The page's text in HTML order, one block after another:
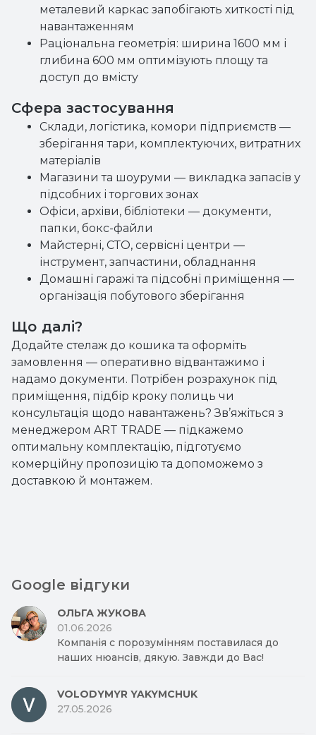
металевий каркас запобігають хиткості під
навантаженням
Раціональна геометрія: ширина 1600 мм і
глибина 600 мм оптимізують площу та
доступ до вмісту
Сфера застосування
Склади, логістика, комори підприємств —
зберігання тари, комплектуючих, витратних
матеріалів
Магазини та шоуруми — викладка запасів у
підсобних і торгових зонах
Офіси, архіви, бібліотеки — документи,
папки, бокс-файли
Майстерні, СТО, сервісні центри —
інструмент, запчастини, обладнання
Домашні гаражі та підсобні приміщення —
організація побутового зберігання
Що далі?
Додайте стелаж до кошика та оформіть
замовлення — оперативно відвантажимо і
надамо документи. Потрібен розрахунок під
приміщення, підбір кроку полиць чи
консультація щодо навантажень? Зв’яжіться з
менеджером ART TRADE — підкажемо
оптимальну комплектацію, підготуємо
комерційну пропозицію та допоможемо з
доставкою й монтажем.
Google відгуки
ОЛЬГА ЖУКОВА
01.06.2026
Компанія с порозумінням поставилася до
наших нюансів, дякую. Завжди до Вас!
VOLODYMYR YAKYMCHUK
27.05.2026